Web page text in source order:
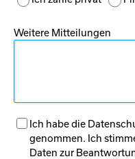
Weitere Mitteilungen
Ich habe die
genommen. Ich
Daten zur